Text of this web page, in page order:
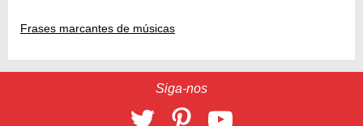
Frases marcantes de músicas
Siga-nos